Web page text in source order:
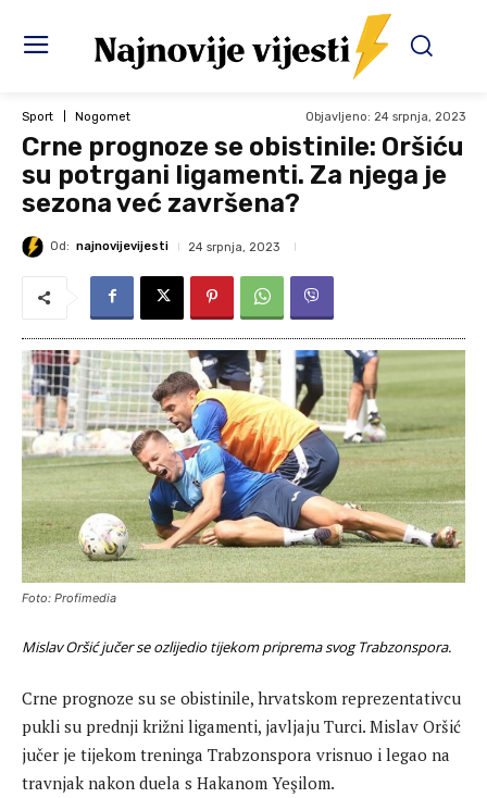
Sport Nogomet Objavljeno: 24 srpnja, 2023
Crne prognoze se obistinile: Oršiću
su potrgani ligamenti. Za njega je
sezona već završena?
Od: najnovijevijesti 24 srpnja, 2023
Foto: Profimedia
Mislav Oršić jučer se ozlijedio tijekom priprema svog Trabzonspora.
Crne prognoze su se obistinile, hrvatskom reprezentativcu
pukli su prednji križni ligamenti, javljaju Turci. Mislav Oršić
jučer je tijekom treninga Trabzonspora vrisnuo i legao na
travnjak nakon duela s Hakanom Yeşilom.